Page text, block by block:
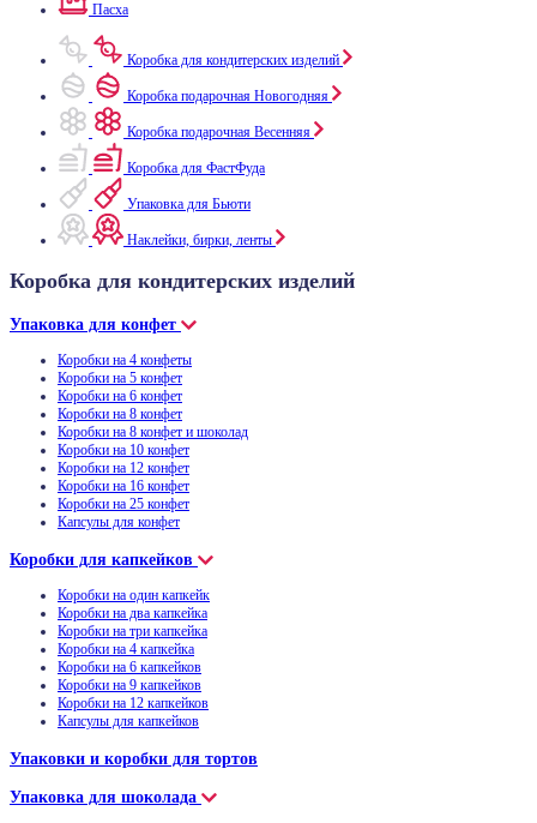
Пасха
Коробка для кондитерских изделий
Коробка подарочная Новогодняя
Коробка подарочная Весенняя
Коробка для ФастФуда
Упаковка для Бьюти
Наклейки, бирки, ленты
Коробка для кондитерских изделий
Упаковка для конфет
Коробки на 4 конфеты
Коробки на 5 конфет
Коробки на 6 конфет
Коробки на 8 конфет
Коробки на 8 конфет и шоколад
Коробки на 10 конфет
Коробки на 12 конфет
Коробки на 16 конфет
Коробки на 25 конфет
Капсулы для конфет
Коробки для капкейков
Коробки на один капкейк
Коробки на два капкейка
Коробки на три капкейка
Коробки на 4 капкейка
Коробки на 6 капкейков
Коробки на 9 капкейков
Коробки на 12 капкейков
Капсулы для капкейков
Упаковки и коробки для тортов
Упаковка для шоколада